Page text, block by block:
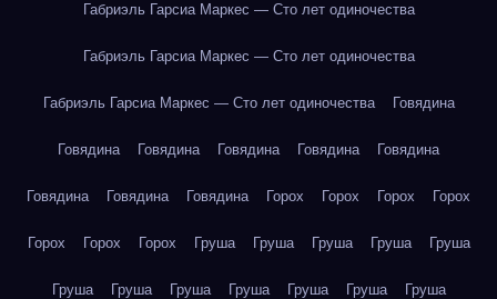
Габриэль Гарсиа Маркес — Сто лет одиночества
Габриэль Гарсиа Маркес — Сто лет одиночества
Габриэль Гарсиа Маркес — Сто лет одиночества Говядина
Говядина Говядина Говядина Говядина Говядина
Говядина Говядина Говядина Горох Горох Горох Горох
Горох Горох Горох Груша Груша Груша Груша Груша
Груша Груша Груша Груша Груша Груша Груша